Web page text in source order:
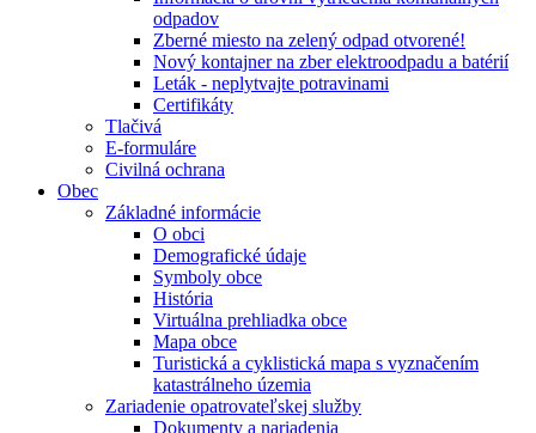
odpadov
Zberné miesto na zelený odpad otvorené!
Nový kontajner na zber elektroodpadu a batérií
Leták - neplytvajte potravinami
Certifikáty
Tlačivá
E-formuláre
Civilná ochrana
Obec
Základné informácie
O obci
Demografické údaje
Symboly obce
História
Virtuálna prehliadka obce
Mapa obce
Turistická a cyklistická mapa s vyznačením
katastrálneho územia
Zariadenie opatrovateľskej služby
Dokumenty a nariadenia